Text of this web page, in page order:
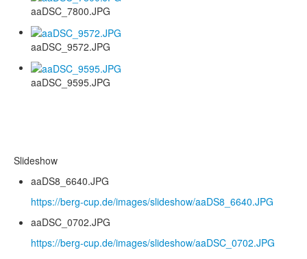
aaDSC_7800.JPG
aaDSC_9572.JPG
aaDSC_9595.JPG
Slideshow
aaDS8_6640.JPG
https://berg-cup.de/images/slideshow/aaDS8_6640.JPG
aaDSC_0702.JPG
https://berg-cup.de/images/slideshow/aaDSC_0702.JPG